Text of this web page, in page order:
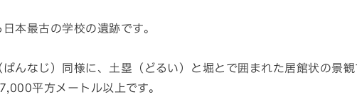
本最古の学校の遺跡です。
んなじ）同様に、土塁（どるい）と堀とで囲まれた居館状の景
平方メートル以上です。